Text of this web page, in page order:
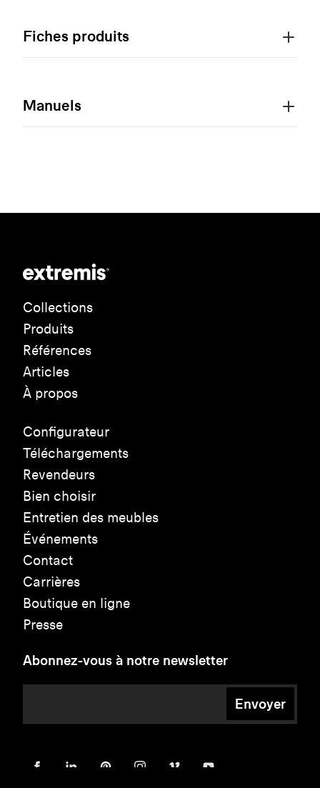
Fiches produits
Manuels
Collections
Produits
Références
Articles
À propos
Configurateur
Téléchargements
Revendeurs
Bien choisir
Entretien des meubles
Événements
Contact
Carrières
Boutique en ligne
Presse
Abonnez-vous à notre newsletter
Envoyer